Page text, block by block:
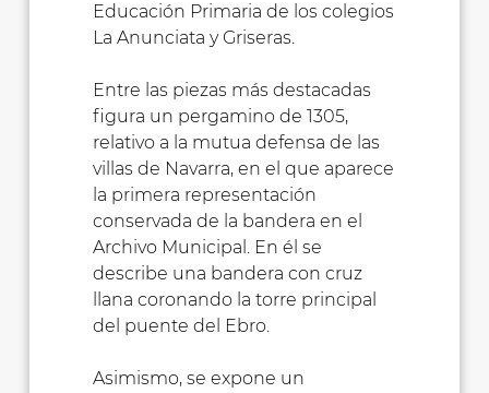
Educación Primaria de los colegios
La Anunciata y Griseras.
Entre las piezas más destacadas
figura un pergamino de 1305,
relativo a la mutua defensa de las
villas de Navarra, en el que aparece
la primera representación
conservada de la bandera en el
Archivo Municipal. En él se
describe una bandera con cruz
llana coronando la torre principal
del puente del Ebro.
Asimismo, se expone un